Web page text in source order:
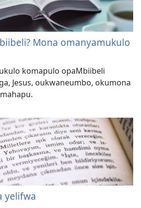
Mona omanyamukulo
komapulo opaMbiibeli
Jesus, oukwaneumbo, okumona
yelifwa